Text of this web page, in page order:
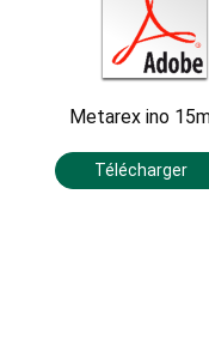
Metarex ino
Télécharger